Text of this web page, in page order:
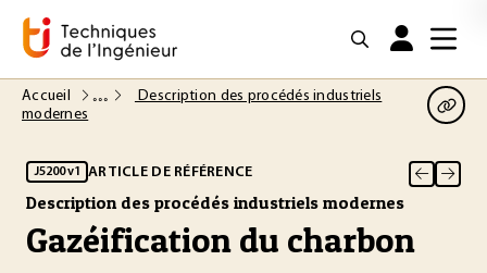
Accueil
Description des procédés industriels
modernes
J5200 v1 ARTICLE DE RÉFÉRENCE
Description des procédés industriels modernes
Gazéification du charbon